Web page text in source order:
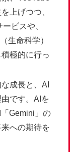
上げつつ、
ビスや、
生命科学）
極的に行っ
成長と、AI
です。AIを
Gemini」の
への期待を